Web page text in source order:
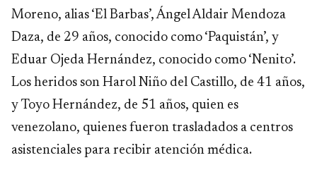
Moreno, alias ‘El Barbas’, Ángel Aldair Mendoza
Daza, de 29 años, conocido como ‘Paquistán’, y
Eduar Ojeda Hernández, conocido como ‘Nenito’.
Los heridos son Harol Niño del Castillo, de 41 años,
y Toyo Hernández, de 51 años, quien es
venezolano, quienes fueron trasladados a centros
asistenciales para recibir atención médica.